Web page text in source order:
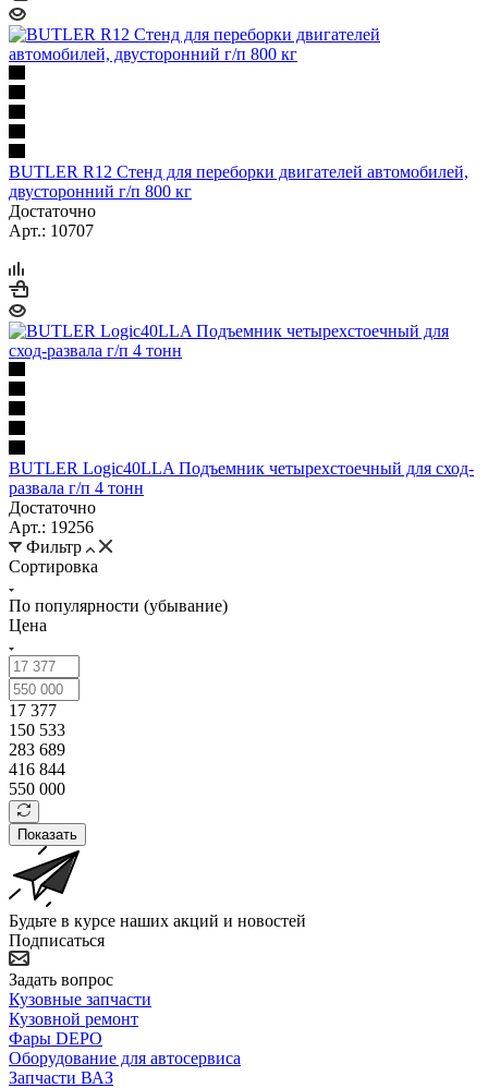
BUTLER R12 Стенд для переборки двигателей автомобилей,
двусторонний г/п 800 кг
Достаточно
Арт.: 10707
BUTLER Logic40LLA Подъемник четырехстоечный для сход-
развала г/п 4 тонн
Достаточно
Арт.: 19256
Фильтр
Сортировка
По популярности (убывание)
Цена
17 377
150 533
283 689
416 844
550 000
Показать
Будьте в курсе наших акций и новостей
Подписаться
Задать вопрос
Кузовные запчасти
Кузовной ремонт
Фары DEPO
Оборудование для автосервиса
Запчасти ВАЗ